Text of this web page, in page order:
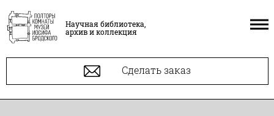
Научная библиотека,
архив и коллекция
Сделать заказ